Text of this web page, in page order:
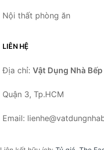
Nội thất phòng ăn
LIÊN HỆ
Địa chỉ: Vật Dụng Nhà Bếp
Quận 3, Tp.HCM
Email: